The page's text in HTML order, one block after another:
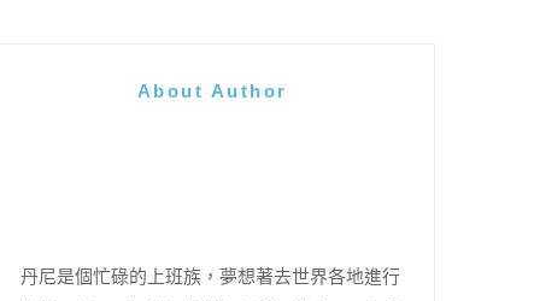
About Author
丹尼是個忙碌的上班族，夢想著去世界各地進行